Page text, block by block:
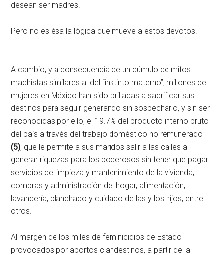
desean ser madres.
Pero no es ésa la lógica que mueve a estos devotos.
A cambio, y a consecuencia de un cúmulo de mitos
machistas similares al del “instinto materno”, millones de
mujeres en México han sido orilladas a sacrificar sus
destinos para seguir generando sin sospecharlo, y sin ser
reconocidas por ello, el 19.7% del producto interno bruto
del país a través del trabajo doméstico no remunerado
(5), que le permite a sus maridos salir a las calles a
generar riquezas para los poderosos sin tener que pagar
servicios de limpieza y mantenimiento de la vivienda,
compras y administración del hogar, alimentación,
lavandería, planchado y cuidado de las y los hijos, entre
otros.
Al margen de los miles de feminicidios de Estado
provocados por abortos clandestinos, a partir de la